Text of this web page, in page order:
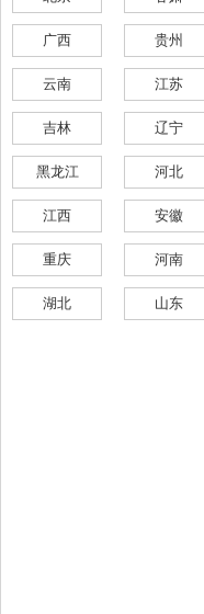
广西 贵州
云南 江苏
吉林 辽宁
黑龙江 河北
江西 安徽
重庆 河南
湖北 山东